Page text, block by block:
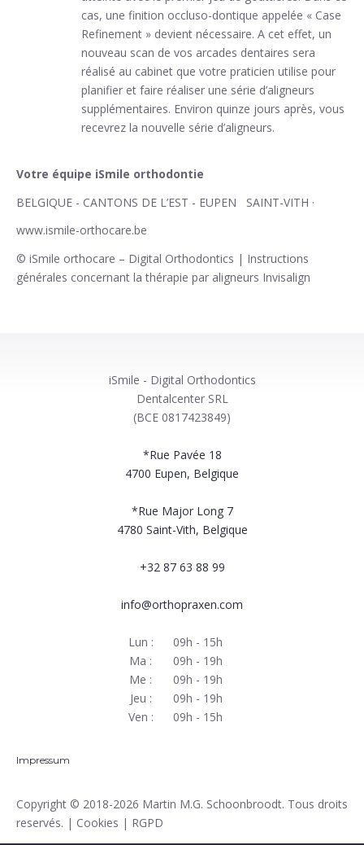
cas, une finition occluso-dontique appelée « Case
Refinement » devient nécessaire. A cet effet, un
nouveau scan de vos arcades dentaires sera
réalisé au cabinet que votre praticien utilise pour
planifier et faire réaliser une série d’aligneurs
supplémentaires. Environ quinze jours après, vous
recevrez la nouvelle série d’aligneurs.
Votre équipe iSmile orthodontie
BELGIQUE - CANTONS DE L’EST - EUPEN SAINT-VITH ·
www.ismile-orthocare.be
© iSmile orthocare – Digital Orthodontics | Instructions
générales concernant la thérapie par aligneurs Invisalign
iSmile - Digital Orthodontics
Dentalcenter SRL
(BCE 0817423849)
*Rue Pavée 18
4700 Eupen, Belgique
*Rue Major Long 7
4780 Saint-Vith, Belgique
+32 87 63 88 99
info@orthopraxen.com
Lun :
09h - 15h
Ma :
09h - 19h
Me :
09h - 19h
Jeu :
09h - 19h
Ven :
09h - 15h
Impressum
Copyright © 2018-2026 Martin M.G. Schoonbroodt. Tous droits
reservés. | Cookies | RGPD